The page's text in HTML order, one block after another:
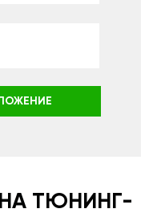
ТЮНИНГ-